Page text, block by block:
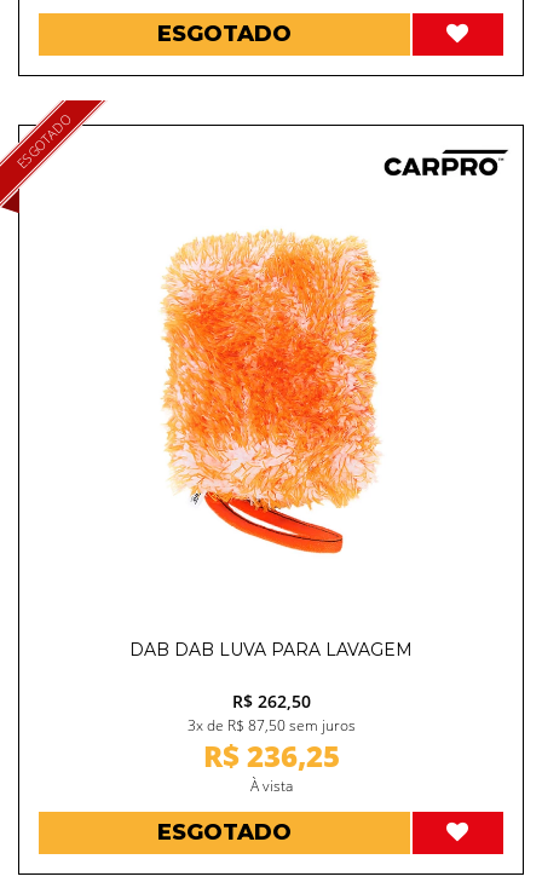
ESGOTADO
ESGOTADO
DAB DAB LUVA PARA LAVAGEM
R$ 262,50
3x de R$ 87,50 sem juros
R$ 236,25
À vista
ESGOTADO